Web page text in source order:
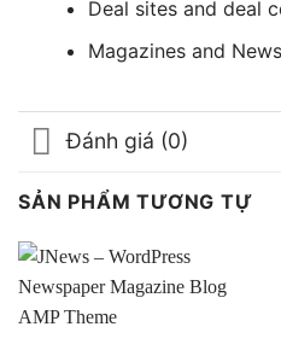
Deal sites and deal
Magazines and
Đánh giá (0)
SẢN PHẨM TƯƠNG TỰ